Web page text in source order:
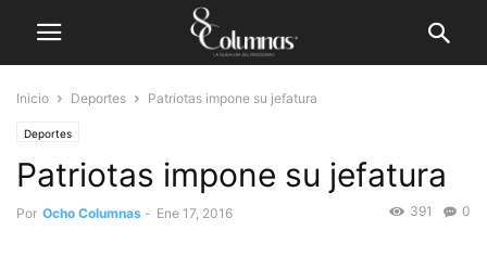
Inicio Deportes Patriotas impone su jefatura
Deportes
Patriotas impone su jefatura
Por Ocho Columnas - Ene 17, 2016 0
391